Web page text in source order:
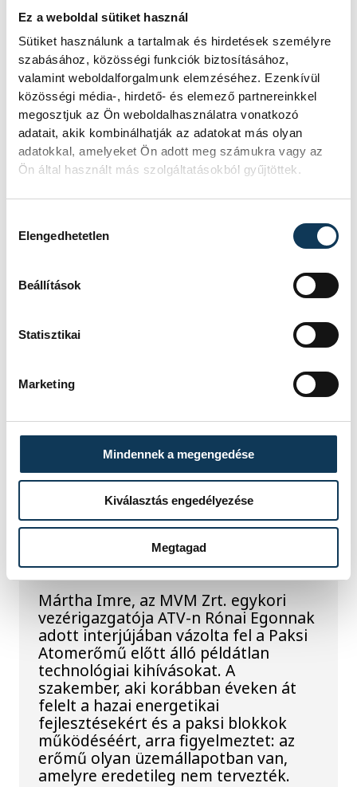
Ez a weboldal sütiket használ
Sütiket használunk a tartalmak és hirdetések személyre
szabásához, közösségi funkciók biztosításához,
valamint weboldalforgalmunk elemzéséhez. Ezenkívül
közösségi média-, hirdető- és elemező partnereinkkel
megosztjuk az Ön weboldalhasználatra vonatkozó
adatait, akik kombinálhatják az adatokat más olyan
adatokkal, amelyeket Ön adott meg számukra vagy az
Ön által használt más szolgáltatásokból gyűjtöttek.
Elengedhetetlen
Beállítások
Statisztikai
Marketing
Mindennek a megengedése
Kiválasztás engedélyezése
Megtagad
strandétele versenyt, amelyre minden
eddiginél több, 22 vendéglátóhely 44
étellel indult. Egy fonyódi hely nyert...
Meglepték az elemzőket
a júliusi inflációs adatok
az elemzők a júliusi, 1,2 százalékos
Sorra kerülnek elő
alacsony Dunából
A folyó rekordalacsony vízállása miatt
egy csaknem komplett, II.
motorkerékpárbukkant elő a
Batthyány téri rakpart sziklái alól,
máshol pedig egy közel féltonnás brit
akna került elő.
Késéltánc a Dunán: Mi
történik, ha leáll Paks?
Mártha Imre, az MVM Zrt. egykori
vezérigazgatója ATV-n Rónai Egonnak
adott interjújában vázolta fel a Paksi
Atomerőmű előtt álló példátlan
technológiai kihívásokat. A
szakember, aki korábban éveken át
felelt a hazai energetikai
fejlesztésekért és a paksi blokkok
működéséért, arra figyelmeztet: az
erőmű olyan üzemállapotban van,
amelyre eredetileg nem tervezték.